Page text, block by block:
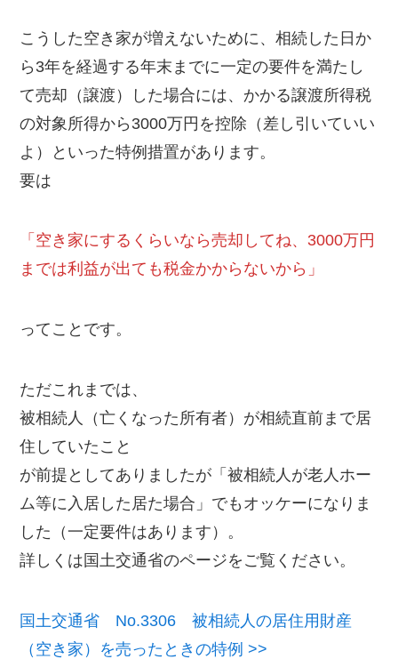
こうした空き家が増えないために、相続した日か
ら3年を経過する年末までに一定の要件を満たし
て売却（譲渡）した場合には、かかる譲渡所得税
の対象所得から3000万円を控除（差し引いていい
よ）といった特例措置があります。
要は
「空き家にするくらいなら売却してね、3000万円
までは利益が出ても税金かからないから」
ってことです。
ただこれまでは、
被相続人（亡くなった所有者）が相続直前まで居
住していたこと
が前提としてありましたが「被相続人が老人ホー
ム等に入居した居た場合」でもオッケーになりま
した（一定要件はあります）。
詳しくは国土交通省のページをご覧ください。
国土交通省 No.3306 被相続人の居住用財産
（空き家）を売ったときの特例 >>